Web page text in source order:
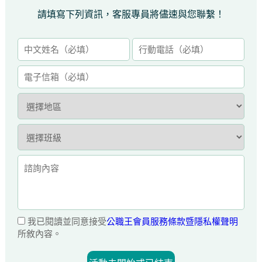
請填寫下列資訊，客服專員將儘速與您聯繫！
我已閱讀並同意接受公職王會員服務條款暨隱私權聲明
所敘內容。